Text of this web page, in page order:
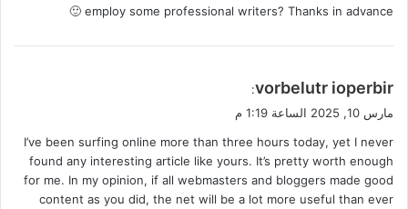
employ some professional writers? Thanks in advance 🙂
ي
ل
vorbelutr ioperbir
:
مارس 10, 2025 الساعة 1:19 م
I’ve been surfing online more than three hours today, yet I never
found any interesting article like yours. It’s pretty worth enough
for me. In my opinion, if all webmasters and bloggers made good
content as you did, the net will be a lot more useful than ever